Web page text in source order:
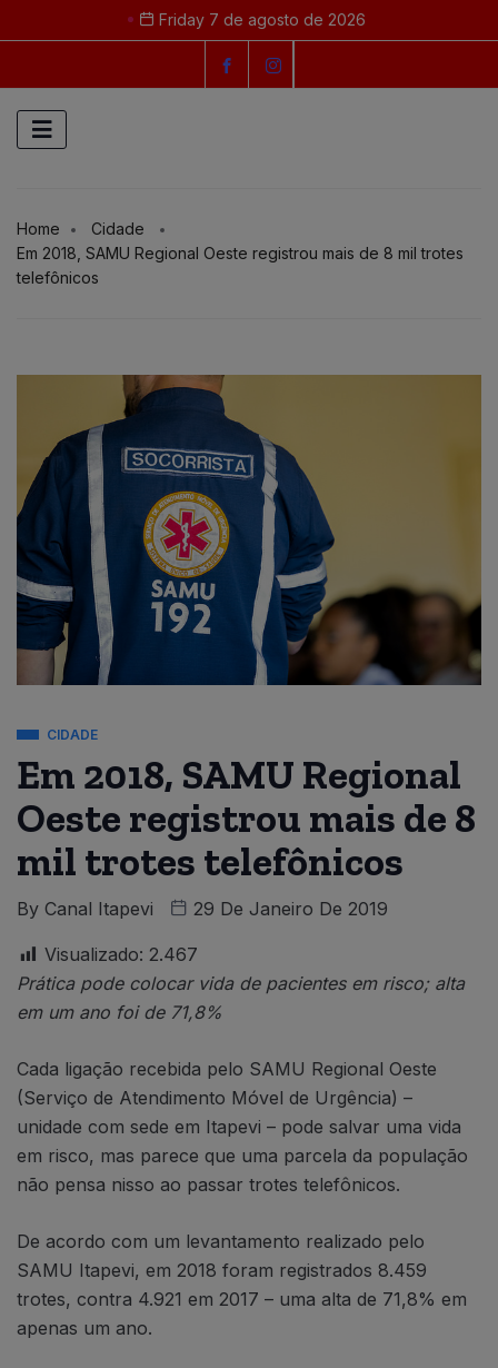
Friday 7 de agosto de 2026
Home
Cidade
Em 2018, SAMU Regional Oeste registrou mais de 8 mil trotes
telefônicos
CIDADE
Em 2018, SAMU Regional
Oeste registrou mais de 8
mil trotes telefônicos
By Canal Itapevi 29 De Janeiro De 2019
Visualizado: 2.467
Prática pode colocar vida de pacientes em risco; alta
em um ano foi de 71,8%
Cada ligação recebida pelo SAMU Regional Oeste
(Serviço de Atendimento Móvel de Urgência) –
unidade com sede em Itapevi – pode salvar uma vida
em risco, mas parece que uma parcela da população
não pensa nisso ao passar trotes telefônicos.
De acordo com um levantamento realizado pelo
SAMU Itapevi, em 2018 foram registrados 8.459
trotes, contra 4.921 em 2017 – uma alta de 71,8% em
apenas um ano.